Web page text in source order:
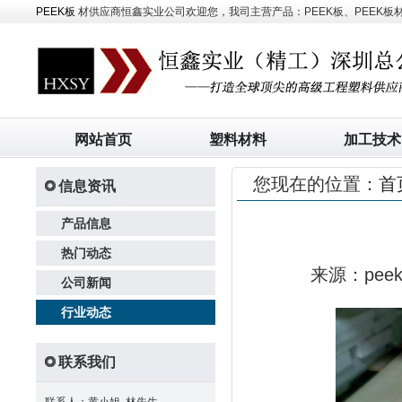
PEEK板 材供应商恒鑫实业公司欢迎您，我司主营产品：PEEK板、PEEK板
网站首页 塑料材料 加工技术
信息资讯
产品信息
热门动态
公司新闻
行业动态
联系我们
您现在的位置： 首
来源：